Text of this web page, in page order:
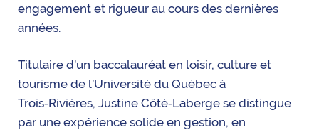
engagement et rigueur au cours des dernières
années.
Titulaire d’un baccalauréat en loisir, culture et
tourisme de l’Université du Québec à
Trois‑Rivières, Justine Côté‑Laberge se distingue
par une expérience solide en gestion, en